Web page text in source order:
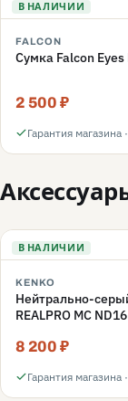
В НАЛИЧИИ
FALCON
Сумка Falcon Eyes
2 500 ₽
Гарантия магазина
В НАЛИЧИИ
KENKO
Нейтрально-
REALPRO MC
8 200 ₽
Гарантия магазина